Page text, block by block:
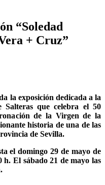
“Soledad
+ Cruz”
la exposición dedicada a la
que celebra el 50
de la Virgen de la
historia de una de las
de Sevilla.
el domingo 29 de mayo de
h. El sábado 21 de mayo las